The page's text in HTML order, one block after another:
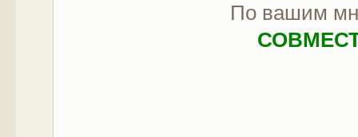
По вашим